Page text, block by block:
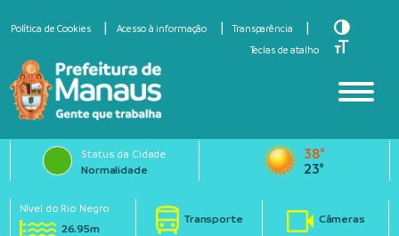
Política de Cookies Acesso à informação
Transparência
Teclas de atalho
Toggle
Toggle
Status da Cidade
Normalidade
38°
23°
Nível do Rio Negro
26.95m
Transporte Câmeras